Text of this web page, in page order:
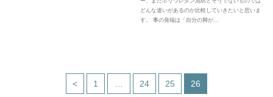
どんな違いがあるのか比較していきたいと思いま
す。 事の発端は「自分の脚が…
< 1 24 25 26